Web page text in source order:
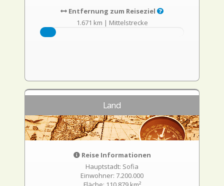
Entfernung zum Reiseziel
1.671 km | Mittelstrecke
Land
Reise Informationen
Hauptstadt: Sofia
Einwohner: 7.200.000